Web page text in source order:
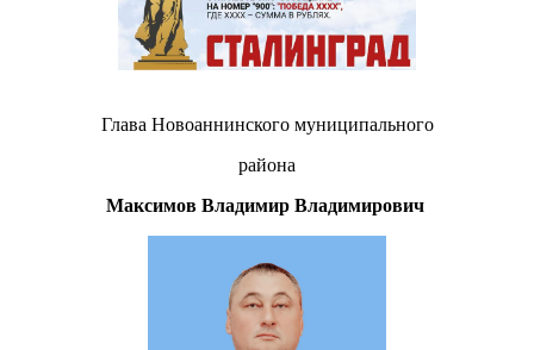
Глава Новоаннинского муниципального
района
Максимов Владимир Владимирович